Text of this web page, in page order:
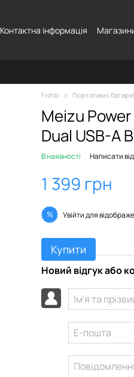
Контактна інформація
Fishki Портативні батареї
Meizu
Dual USB-A
В наявності Написати
1 399 грн
% Увійтидля
Купити
Новий відгук або